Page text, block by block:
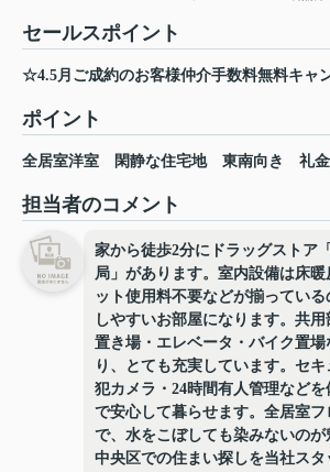
セールスポイント
☆4.5月ご成約のお客様仲介手数料無料キャ
ポイント
全居室洋室 閑静な住宅地 東南向き 礼
担当者のコメント
家から徒歩2分にドラッグストア
局」があります。室内設備は床
ット使用料不要などが揃ってい
しやすいお部屋になります。共
置き場・エレベータ・バイク置
り、とても充実しています。セ
犯カメラ・24時間有人管理など
で安心して暮らせます。全居室
で、水をこぼしても染みないの
中央区での住まい探しを当社ス